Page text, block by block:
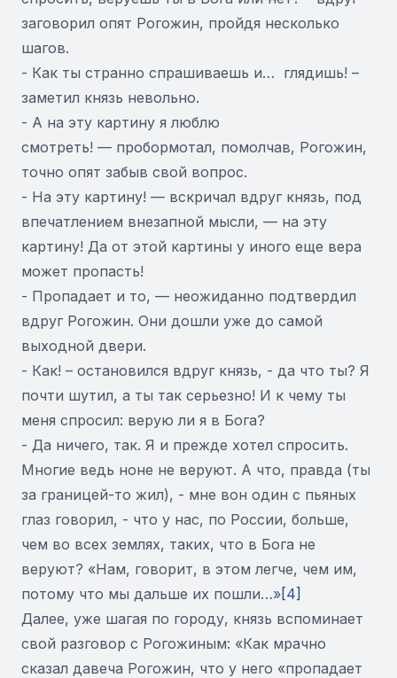
заговорил опят Рогожин, пройдя несколько
шагов.
- Как ты странно спрашиваешь и… глядишь! –
заметил князь невольно.
- А на эту картину я люблю
смотреть! — пробормотал, помолчав, Рогожин,
точно опят забыв свой вопрос.
- На эту картину! — вскричал вдруг князь, под
впечатлением внезапной мысли, — на эту
картину! Да от этой картины у иного еще вера
может пропасть!
- Пропадает и то, — неожиданно подтвердил
вдруг Рогожин. Они дошли уже до самой
выходной двери.
- Как! – остановился вдруг князь, - да что ты? Я
почти шутил, а ты так серьезно! И к чему ты
меня спросил: верую ли я в Бога?
- Да ничего, так. Я и прежде хотел спросить.
Многие ведь ноне не веруют. А что, правда (ты
за границей-то жил), - мне вон один с пьяных
глаз говорил, - что у нас, по России, больше,
чем во всех землях, таких, что в Бога не
веруют? «Нам, говорит, в этом легче, чем им,
потому что мы дальше их пошли…»[4]
Далее, уже шагая по городу, князь вспоминает
свой разговор с Рогожиным: «Как мрачно
сказал давеча Рогожин, что у него «пропадает